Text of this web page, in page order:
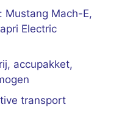
Mustang Mach-E,
Electric
accupakket,
transport